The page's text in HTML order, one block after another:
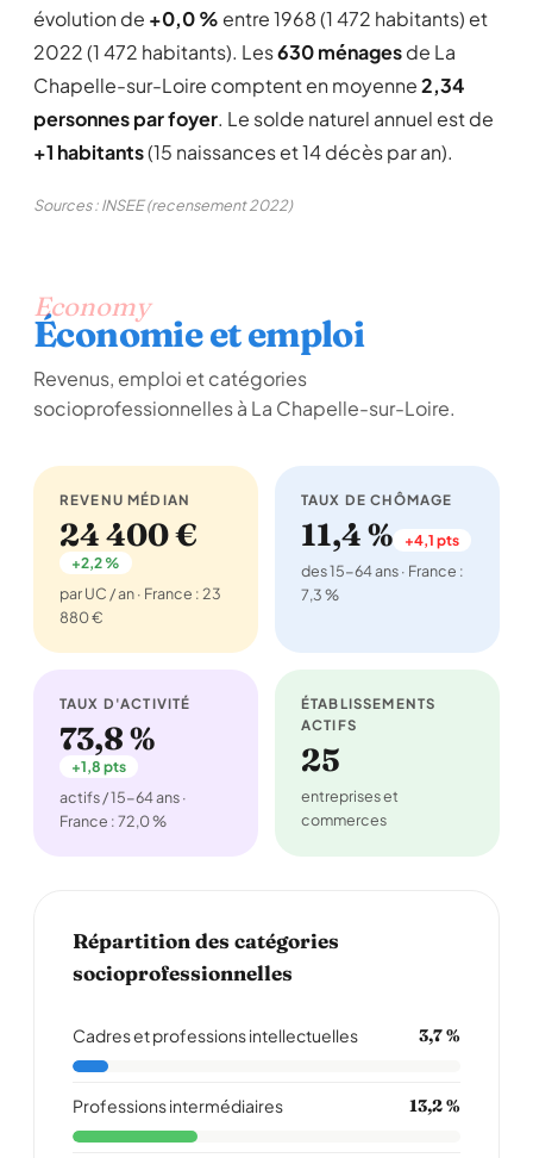
évolution de +0,0 % entre 1968 (1 472 habitants) et
2022 (1 472 habitants). Les630 ménagesde La
Chapelle-sur-Loire comptent en moyenne2,34
personnes par foyer. Le solde naturel annuel est de
+1 habitants(15 naissances et 14 décès par an).
Sources : INSEE (recensement 2022)
Economy
Économie et emploi
Revenus, emploi et catégories
socioprofessionnelles à La Chapelle-sur-Loire.
REVENU MÉDIAN
24 400 €
+2,2 %
par UC / an · France : 23
880 €
TAUX DE CHÔMAGE
11,4 % +4,1 pts
des 15-64 ans · France :
7,3 %
TAUX D'ACTIVITÉ
73,8 %
+1,8 pts
actifs / 15-64 ans ·
France : 72,0 %
ÉTABLISSEMENTS
ACTIFS
25
entreprises et
commerces
Répartition des catégories
socioprofessionnelles
Cadres et professions intellectuelles 3,7 %
Professions intermédiaires 13,2 %